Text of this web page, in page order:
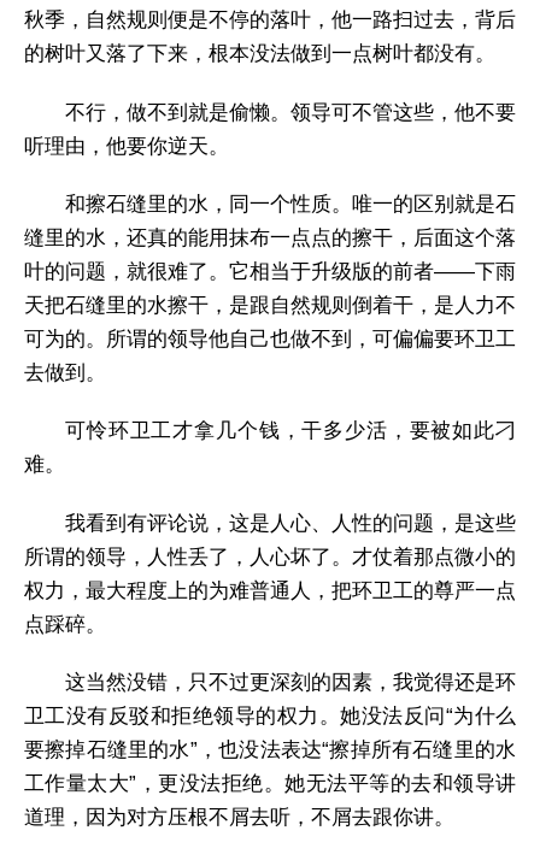
秋季，自然规则便是不停的落叶，他一路扫过去，背后
的树叶又落了下来，根本没法做到一点树叶都没有。
不行，做不到就是偷懒。领导可不管这些，他不要
听理由，他要你逆天。
和擦石缝里的水，同一个性质。唯一的区别就是石
缝里的水，还真的能用抹布一点点的擦干，后面这个落
叶的问题，就很难了。它相当于升级版的前者——下雨
天把石缝里的水擦干，是跟自然规则倒着干，是人力不
可为的。所谓的领导他自己也做不到，可偏偏要环卫工
去做到。
可怜环卫工才拿几个钱，干多少活，要被如此刁
难。
我看到有评论说，这是人心、人性的问题，是这些
所谓的领导，人性丢了，人心坏了。才仗着那点微小的
权力，最大程度上的为难普通人，把环卫工的尊严一点
点踩碎。
这当然没错，只不过更深刻的因素，我觉得还是环
卫工没有反驳和拒绝领导的权力。她没法反问“为什么
要擦掉石缝里的水”，也没法表达“擦掉所有石缝里的水
工作量太大”，更没法拒绝。她无法平等的去和领导讲
道理，因为对方压根不屑去听，不屑去跟你讲。